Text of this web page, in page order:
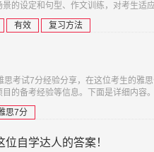
的设定和句型、作文训练，对考生适
有效 复习方法
考试7分经验分享，在这位考生的雅
的备考经验等信息。下面是详细内容
思7分
自学达人的答案！